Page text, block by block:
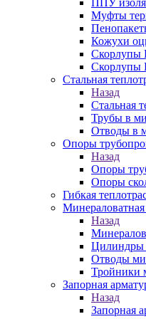
ППУ
Муфты
Кожухи
Скорлупы
Стальная
Назад
Стальная
Трубы в
Отводы в
Опоры
Назад
Опоры
Опоры
Гибкая
Назад
Цилиндры
Отводы
Тройники
Запорная
Назад
Запорная